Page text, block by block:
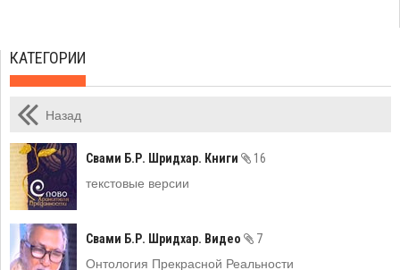
КАТЕГОРИИ
Назад
Свами Б.Р. Шридхар. Книги
16
текстовые версии
Свами Б.Р. Шридхар. Видео
7
Онтология Прекрасной Реальности